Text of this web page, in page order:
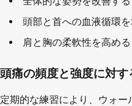
頭部と首への血液循環
肩と胸の柔軟性を高める
頭痛の頻度と強度に対
定期的な練習により、ウォ